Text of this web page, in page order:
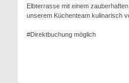
Elbterrasse mit einem
unserem Küchenteam kulinarisch
#Direktbuchung möglich